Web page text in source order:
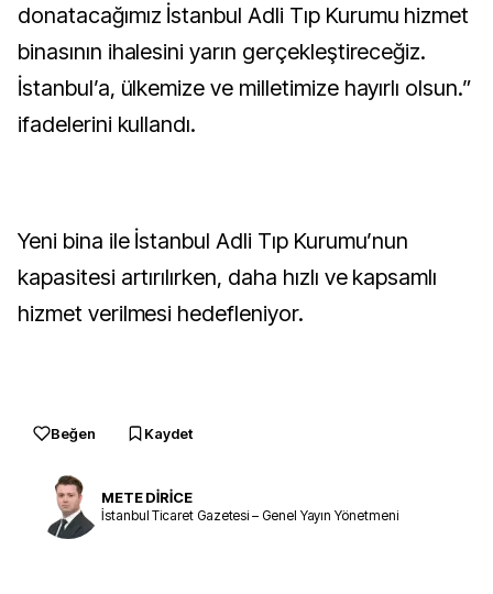
donatacağımız İstanbul Adli Tıp Kurumu hizmet
binasının ihalesini yarın gerçekleştireceğiz.
İstanbul’a, ülkemize ve milletimize hayırlı olsun.”
ifadelerini kullandı.
Yeni bina ile İstanbul Adli Tıp Kurumu’nun
kapasitesi artırılırken, daha hızlı ve kapsamlı
hizmet verilmesi hedefleniyor.
Beğen Kaydet
METE DİRİCE
İstanbul Ticaret Gazetesi – Genel Yayın Yönetmeni